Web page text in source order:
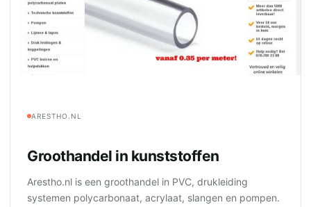
ARESTHO.NL
Groothandel in kunststoffen
Arestho.nl is een groothandel in PVC, drukleiding
systemen polycarbonaat, acrylaat, slangen en pompen.